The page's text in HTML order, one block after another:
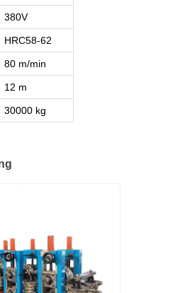
380V
HRC58-62
80 m/min
12 m
30000 kg